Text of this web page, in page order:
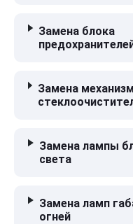
Замена блока
Замена
Замена лампы
света
Замена ламп
огней